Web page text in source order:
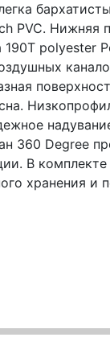
PVC. Нижняя
polyester
360 Degree
В
хранения и